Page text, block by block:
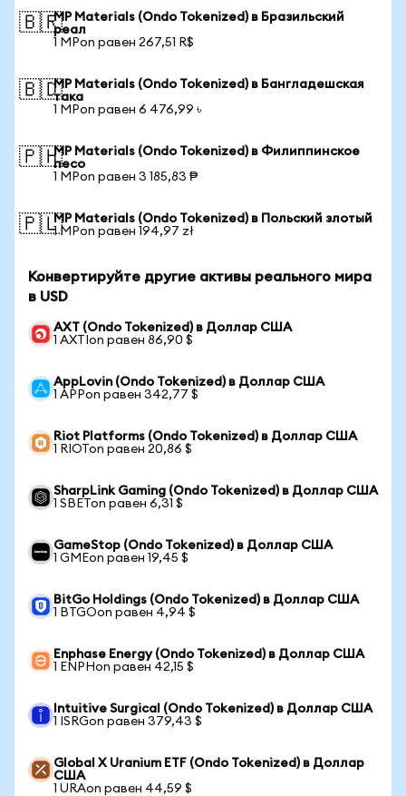
🇧🇷MP Materials (Ondo Tokenized) в Бразильский
реал
1 MPon равен 267,51 R$
🇧🇩MP Materials (Ondo Tokenized) в Бангладешская
така
1 MPon равен 6 476,99 ৳
🇵🇭MP Materials (Ondo Tokenized) в Филиппинское
песо
1 MPon равен 3 185,83 ₱
🇵🇱MP Materials (Ondo Tokenized) в Польский злотый
1 MPon равен 194,97 zł
Конвертируйте другие активы реального мира
в USD
AXT (Ondo Tokenized) в Доллар США
1 AXTIon равен 86,90 $
AppLovin (Ondo Tokenized) в Доллар США
1 APPon равен 342,77 $
Riot Platforms (Ondo Tokenized) в Доллар США
1 RIOTon равен 20,86 $
SharpLink Gaming (Ondo Tokenized) в Доллар США
1 SBETon равен 6,31 $
GameStop (Ondo Tokenized) в Доллар США
1 GMEon равен 19,45 $
BitGo Holdings (Ondo Tokenized) в Доллар США
1 BTGOon равен 4,94 $
Enphase Energy (Ondo Tokenized) в Доллар США
1 ENPHon равен 42,15 $
Intuitive Surgical (Ondo Tokenized) в Доллар США
1 ISRGon равен 379,43 $
Global X Uranium ETF (Ondo Tokenized) в Доллар
США
1 URAon равен 44,59 $